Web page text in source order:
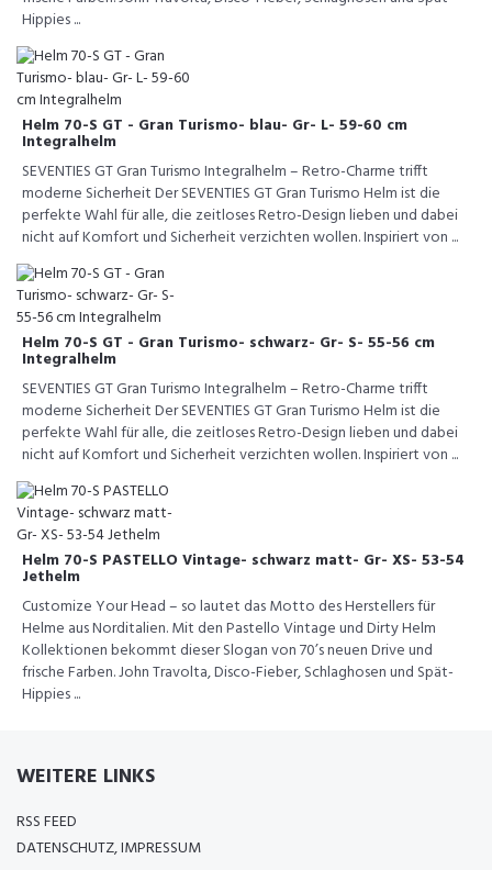
Hippies ...
Helm 70-S GT - Gran Turismo- blau- Gr- L- 59-60 cm
Integralhelm
SEVENTIES GT Gran Turismo Integralhelm – Retro-Charme trifft
moderne Sicherheit Der SEVENTIES GT Gran Turismo Helm ist die
perfekte Wahl für alle, die zeitloses Retro-Design lieben und dabei
nicht auf Komfort und Sicherheit verzichten wollen. Inspiriert von ...
Helm 70-S GT - Gran Turismo- schwarz- Gr- S- 55-56 cm
Integralhelm
SEVENTIES GT Gran Turismo Integralhelm – Retro-Charme trifft
moderne Sicherheit Der SEVENTIES GT Gran Turismo Helm ist die
perfekte Wahl für alle, die zeitloses Retro-Design lieben und dabei
nicht auf Komfort und Sicherheit verzichten wollen. Inspiriert von ...
Helm 70-S PASTELLO Vintage- schwarz matt- Gr- XS- 53-54
Jethelm
Customize Your Head – so lautet das Motto des Herstellers für
Helme aus Norditalien. Mit den Pastello Vintage und Dirty Helm
Kollektionen bekommt dieser Slogan von 70’s neuen Drive und
frische Farben. John Travolta, Disco-Fieber, Schlaghosen und Spät-
Hippies ...
WEITERE LINKS
RSS FEED
DATENSCHUTZ, IMPRESSUM